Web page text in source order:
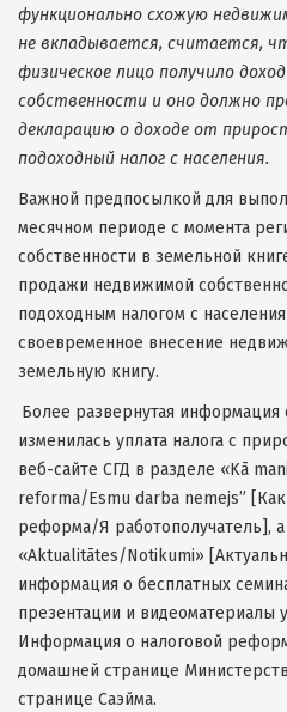
функционально схожую
не вкладывается, считается,
физическое лицо получило
собственности и оно должно
декларацию о доходе от
подоходный налог с населения.
Важной предпосылкой для
месячном периоде с момента
собственности в земельной
продажи недвижимой
подоходным налогом с
своевременное внесение
земельную книгу.
Более развернутая информация
изменилась уплата налога с
веб-сайте СГД в разделе «Kā
reforma/Esmu darba nemejs”
реформа/Я работополучатель],
«Aktualitātes/Notikumi»
информация о бесплатных
презентации и
Информация о налоговой
домашней странице
странице Саэйма.